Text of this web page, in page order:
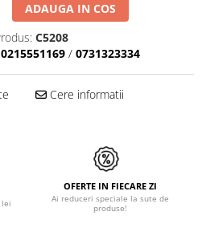
ADAUGA IN COS
C5208
0215551169 / 0731323334
Cere informatii
lei
OFERTE IN FIECARE ZI
Ai reduceri speciale la sute de
produse!